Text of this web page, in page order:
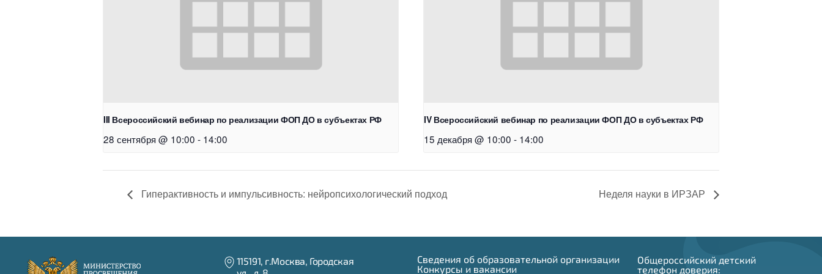
III Всероссийский вебинар по реализации ФОП ДО в субъектах РФ
28 сентября @ 10:00 - 14:00
IV Всероссийский вебинар по реализации ФОП ДО в субъектах РФ
15 декабря @ 10:00 - 14:00
Гиперактивность и импульсивность: нейропсихологический подход Неделя науки в ИРЗАР
115191, г.Москва, Городская
Сведения об образовательной организации
Конкурсы и вакансии
Общероссийский детский
телефон доверия: